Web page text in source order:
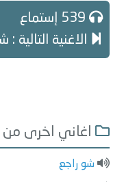
الاغنية التالية
اغاني اخرى من
شو راجع